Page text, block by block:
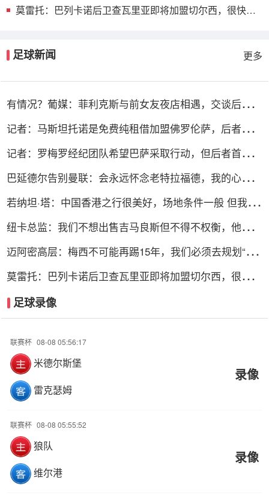
莫雷托：巴列卡诺后卫查瓦里亚即将加盟切尔西，很快就
足球新闻 更多
有情况？葡媒：菲利克斯与前女友夜店相遇，交谈后社媒
记者：马斯坦托诺是免费纯租借加盟佛罗伦萨，后者承担
记者：罗梅罗经纪团队希望巴萨采取行动，但后者首选引
巴延德尔告别曼联：会永远怀念老特拉福德，我的心与你
若纳坦·塔：中国香港之行很美好，场地条件一般 但我们
纽卡总监：我们不想出售吉马良斯但不得不权衡，他明确
迈阿密高层：梅西不可能再踢15年，我们必须去规划“后
莫雷托：巴列卡诺后卫查瓦里亚即将加盟切尔西，很快就
足球录像
联赛杯 08-08 05:56:17
米德尔斯堡
雷克瑟姆
录像
联赛杯 08-08 05:55:52
狼队
维尔港
录像